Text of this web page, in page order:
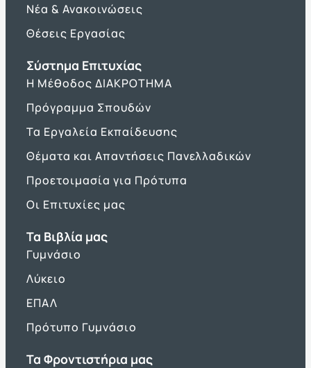
Νέα & Ανακοινώσεις
Θέσεις Εργασίας
Σύστημα Επιτυχίας
Η Μέθοδος ΔΙΑΚΡΟΤΗΜΑ
Πρόγραμμα Σπουδών
Τα Εργαλεία Εκπαίδευσης
Θέματα και Απαντήσεις Πανελλαδικών
Προετοιμασία για Πρότυπα
Οι Επιτυχίες μας
Τα Βιβλία μας
Γυμνάσιο
Λύκειο
ΕΠΑΛ
Πρότυπο Γυμνάσιο
Τα Φροντιστήρια μας